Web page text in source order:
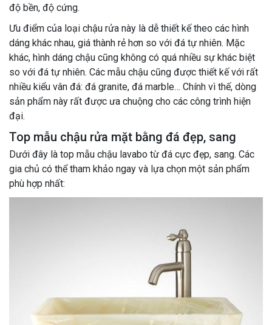
độ bền, độ cứng.
Ưu điểm của loại chậu rửa này là dễ thiết kế theo các hình
dáng khác nhau, giá thành rẻ hơn so với đá tự nhiên. Mặc
khác, hình dáng chậu cũng không có quá nhiều sự khác biệt
so với đá tự nhiên. Các mẫu chậu cũng được thiết kế với rất
nhiều kiểu vân đá: đá granite, đá marble… Chính vì thế, dòng
sản phẩm này rất được ưa chuộng cho các công trình hiện
đại.
Top mẫu chậu rửa mặt bằng đá đẹp, sang
Dưới đây là top mẫu chậu lavabo từ đá cực đẹp, sang. Các
gia chủ có thể tham khảo ngay và lựa chọn một sản phẩm
phù hợp nhất: